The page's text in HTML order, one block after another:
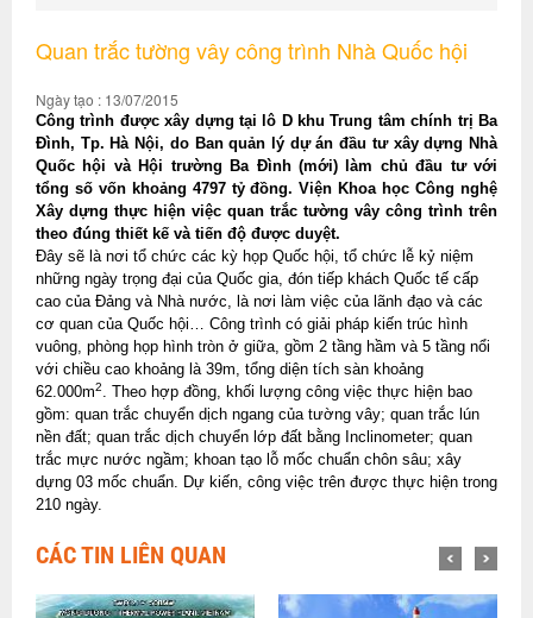
Quan trắc tường vây công trình Nhà Quốc hội
Ngày tạo : 13/07/2015
Công trình được xây dựng tại lô D khu Trung tâm chính trị Ba
Đình, Tp. Hà Nội, do Ban quản lý dự án đầu tư xây dựng Nhà
Quốc hội và Hội trường Ba Đình (mới) làm chủ đầu tư với
tổng số vốn khoảng 4797 tỷ đồng. Viện Khoa học Công nghệ
Xây dựng thực hiện việc quan trắc tường vây công trình trên
theo đúng thiết kế và tiến độ được duyệt.
Đây sẽ là nơi tổ chức các kỳ họp Quốc hội, tổ chức lễ kỷ niệm
những ngày trọng đại của Quốc gia, đón tiếp khách Quốc tế cấp
cao của Đảng và Nhà nước, là nơi làm việc của lãnh đạo và các
cơ quan của Quốc hội… Công trình có giải pháp kiến trúc hình
vuông, phòng họp hình tròn ở giữa, gồm 2 tầng hầm và 5 tầng nổi
với chiều cao khoảng là 39m, tổng diện tích sàn khoảng
62.000m2. Theo hợp đồng, khối lượng công việc thực hiện bao
gồm: quan trắc chuyển dịch ngang của tường vây; quan trắc lún
nền đất; quan trắc dịch chuyển lớp đất bằng Inclinometer; quan
trắc mực nước ngầm; khoan tạo lỗ mốc chuẩn chôn sâu; xây
dựng 03 mốc chuẩn. Dự kiến, công việc trên được thực hiện trong
210 ngày.
CÁC TIN LIÊN QUAN